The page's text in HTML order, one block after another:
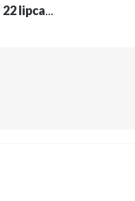
22 lipca...